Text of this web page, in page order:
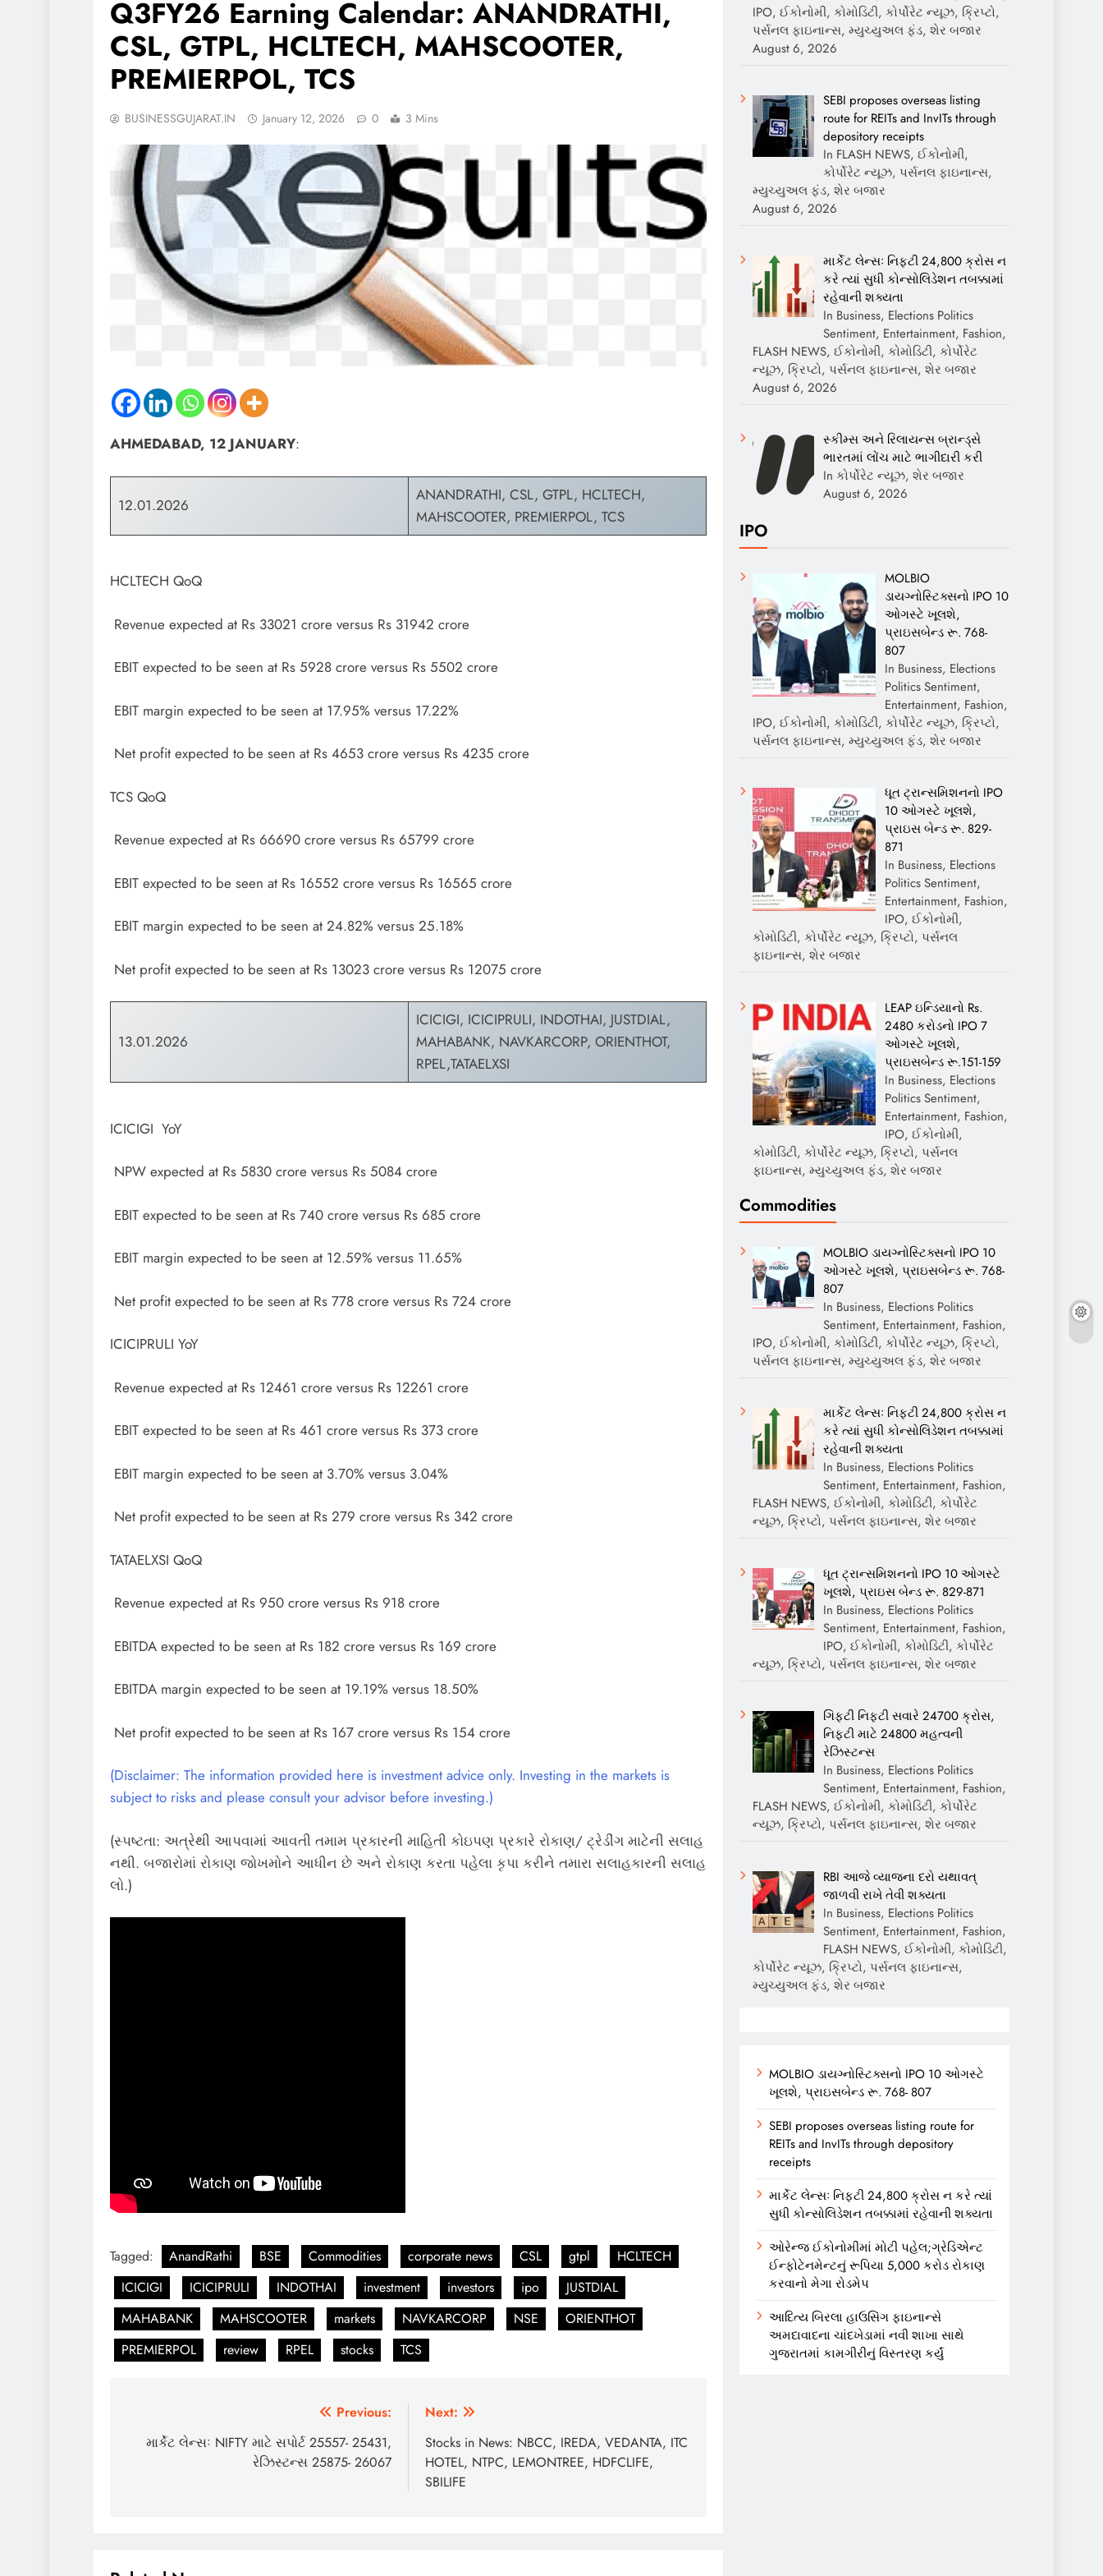
Q3FY26 Earning Calendar: ANANDRATHI,
CSL, GTPL, HCLTECH, MAHSCOOTER,
PREMIERPOL, TCS
BUSINESSGUJARAT.IN January 12, 2026 0 3 Mins
AHMEDABAD, 12 JANUARY:
12.01.2026
ANANDRATHI, CSL, GTPL, HCLTECH,
MAHSCOOTER, PREMIERPOL, TCS
HCLTECH QoQ
Revenue expected at Rs 33021 crore versus Rs 31942 crore
EBIT expected to be seen at Rs 5928 crore versus Rs 5502 crore
EBIT margin expected to be seen at 17.95% versus 17.22%
Net profit expected to be seen at Rs 4653 crore versus Rs 4235 crore
TCS QoQ
Revenue expected at Rs 66690 crore versus Rs 65799 crore
EBIT expected to be seen at Rs 16552 crore versus Rs 16565 crore
EBIT margin expected to be seen at 24.82% versus 25.18%
Net profit expected to be seen at Rs 13023 crore versus Rs 12075 crore
13.01.2026
ICICIGI, ICICIPRULI, INDOTHAI, JUSTDIAL,
MAHABANK, NAVKARCORP, ORIENTHOT,
RPEL,TATAELXSI
ICICIGI YoY
NPW expected at Rs 5830 crore versus Rs 5084 crore
EBIT expected to be seen at Rs 740 crore versus Rs 685 crore
EBIT margin expected to be seen at 12.59% versus 11.65%
Net profit expected to be seen at Rs 778 crore versus Rs 724 crore
ICICIPRULI YoY
Revenue expected at Rs 12461 crore versus Rs 12261 crore
EBIT expected to be seen at Rs 461 crore versus Rs 373 crore
EBIT margin expected to be seen at 3.70% versus 3.04%
Net profit expected to be seen at Rs 279 crore versus Rs 342 crore
TATAELXSI QoQ
Revenue expected at Rs 950 crore versus Rs 918 crore
EBITDA expected to be seen at Rs 182 crore versus Rs 169 crore
EBITDA margin expected to be seen at 19.19% versus 18.50%
Net profit expected to be seen at Rs 167 crore versus Rs 154 crore
(Disclaimer: The information provided here is investment advice only. Investing in the markets is
subject to risks and please consult your advisor before investing.)
(સ્પષ્ટતા: અત્રેથી આપવામાં આવતી તમામ પ્રકારની માહિતી કોઇપણ પ્રકારે રોકાણ/ ટ્રેડીંગ માટેની સલાહ
નથી. બજારોમાં રોકાણ જોખમોને આધીન છે અને રોકાણ કરતા પહેલા કૃપા કરીને તમારા સલાહકારની સલાહ
લો.)
Tagged: AnandRathi BSE Commodities corporate news CSL gtpl
HCLTECH
ICICIGI
ICICIPRULI INDOTHAI investment investors ipo
JUSTDIAL
MAHABANK
MAHSCOOTER markets NAVKARCORP NSE
ORIENTHOT
PREMIERPOL
review RPEL stocks TCS
navigation
Previous:
માર્કેટ લેન્સઃ NIFTY માટે સપોર્ટ 25557- 25431,
રેઝિસ્ટન્સ 25875- 26067
Next:
Stocks in News: NBCC, IREDA, VEDANTA, ITC
HOTEL, NTPC, LEMONTREE, HDFCLIFE,
SBILIFE
IPO, ઈકોનોમી, કોમોડિટી, કોર્પોરેટ ન્યૂઝ, ક્રિપ્ટો,
પર્સનલ ફાઇનાન્સ, મ્યુચ્યુઅલ ફંડ, શેર બજાર
August 6, 2026
SEBI proposes overseas listing
route for REITs and InvITs through
depository receipts
In FLASH NEWS, ઈકોનોમી,
કોર્પોરેટ ન્યૂઝ, પર્સનલ ફાઇનાન્સ,
મ્યુચ્યુઅલ ફંડ, શેર બજાર
August 6, 2026
માર્કેટ લેન્સઃ નિફ્ટી 24,800 ક્રોસ ન
કરે ત્યાં સુધી કોન્સોલિડેશન તબક્કામાં
રહેવાની શક્યતા
In Business, Elections Politics
Sentiment, Entertainment, Fashion,
FLASH NEWS, ઈકોનોમી, કોમોડિટી, કોર્પોરેટ
ન્યૂઝ, ક્રિપ્ટો, પર્સનલ ફાઇનાન્સ, શેર બજાર
August 6, 2026
સ્કીમ્સ અને રિલાયન્સ બ્રાન્ડ્સે
ભારતમાં લોંચ માટે ભાગીદારી કરી
In કોર્પોરેટ ન્યૂઝ, શેર બજાર
August 6, 2026
IPO
MOLBIO
ડાયગ્નોસ્ટિક્સનો IPO 10
ઓગસ્ટે ખૂલશે,
પ્રાઇસબેન્ડ રૂ. 768-
807
In Business, Elections
Politics Sentiment,
Entertainment, Fashion,
IPO, ઈકોનોમી, કોમોડિટી, કોર્પોરેટ ન્યૂઝ, ક્રિપ્ટો,
પર્સનલ ફાઇનાન્સ, મ્યુચ્યુઅલ ફંડ, શેર બજાર
ધૂત ટ્રાન્સમિશનનો IPO
10 ઓગસ્ટે ખૂલશે,
પ્રાઇસ બેન્ડ રૂ. 829-
871
In Business, Elections
Politics Sentiment,
Entertainment, Fashion,
IPO, ઈકોનોમી,
કોમોડિટી, કોર્પોરેટ ન્યૂઝ, ક્રિપ્ટો, પર્સનલ
ફાઇનાન્સ, શેર બજાર
LEAP ઇન્ડિયાનો Rs.
2480 કરોડનો IPO 7
ઓગસ્ટે ખૂલશે,
પ્રાઇસબેન્ડ રૂ.151-159
In Business, Elections
Politics Sentiment,
Entertainment, Fashion,
IPO, ઈકોનોમી,
કોમોડિટી, કોર્પોરેટ ન્યૂઝ, ક્રિપ્ટો, પર્સનલ
ફાઇનાન્સ, મ્યુચ્યુઅલ ફંડ, શેર બજાર
Commodities
MOLBIO ડાયગ્નોસ્ટિક્સનો IPO 10
ઓગસ્ટે ખૂલશે, પ્રાઇસબેન્ડ રૂ. 768-
807
In Business, Elections Politics
Sentiment, Entertainment, Fashion,
IPO, ઈકોનોમી, કોમોડિટી, કોર્પોરેટ ન્યૂઝ, ક્રિપ્ટો,
પર્સનલ ફાઇનાન્સ, મ્યુચ્યુઅલ ફંડ, શેર બજાર
માર્કેટ લેન્સઃ નિફ્ટી 24,800 ક્રોસ ન
કરે ત્યાં સુધી કોન્સોલિડેશન તબક્કામાં
રહેવાની શક્યતા
In Business, Elections Politics
Sentiment, Entertainment, Fashion,
FLASH NEWS, ઈકોનોમી, કોમોડિટી, કોર્પોરેટ
ન્યૂઝ, ક્રિપ્ટો, પર્સનલ ફાઇનાન્સ, શેર બજાર
ધૂત ટ્રાન્સમિશનનો IPO 10 ઓગસ્ટે
ખૂલશે, પ્રાઇસ બેન્ડ રૂ. 829-871
In Business, Elections Politics
Sentiment, Entertainment, Fashion,
IPO, ઈકોનોમી, કોમોડિટી, કોર્પોરેટ
ન્યૂઝ, ક્રિપ્ટો, પર્સનલ ફાઇનાન્સ, શેર બજાર
ગિફ્ટી નિફ્ટી સવારે 24700 ક્રોસ,
નિફ્ટી માટે 24800 મહત્વની
રેઝિસ્ટન્સ
In Business, Elections Politics
Sentiment, Entertainment, Fashion,
FLASH NEWS, ઈકોનોમી, કોમોડિટી, કોર્પોરેટ
ન્યૂઝ, ક્રિપ્ટો, પર્સનલ ફાઇનાન્સ, શેર બજાર
RBI આજે વ્યાજના દરો યથાવત્
જાળવી રાખે તેવી શક્યતા
In Business, Elections Politics
Sentiment, Entertainment, Fashion,
FLASH NEWS, ઈકોનોમી, કોમોડિટી,
કોર્પોરેટ ન્યૂઝ, ક્રિપ્ટો, પર્સનલ ફાઇનાન્સ,
મ્યુચ્યુઅલ ફંડ, શેર બજાર
MOLBIO ડાયગ્નોસ્ટિક્સનો IPO 10 ઓગસ્ટે
ખૂલશે, પ્રાઇસબેન્ડ રૂ. 768- 807
SEBI proposes overseas listing route for
REITs and InvITs through depository
receipts
માર્કેટ લેન્સઃ નિફ્ટી 24,800 ક્રોસ ન કરે ત્યાં
સુધી કોન્સોલિડેશન તબક્કામાં રહેવાની શક્યતા
ઓરેન્જ ઈકોનોમીમાં મોટી પહેલ;ગ્રેડિએન્ટ
ઈન્ફોટેનમેન્ટનું રૂપિયા 5,000 કરોડ રોકાણ
કરવાનો મેગા રોડમેપ
આદિત્ય બિરલા હાઉસિંગ ફાઇનાન્સે
અમદાવાદના ચાંદખેડામાં નવી શાખા સાથે
ગુજરાતમાં કામગીરીનું વિસ્તરણ કર્યું